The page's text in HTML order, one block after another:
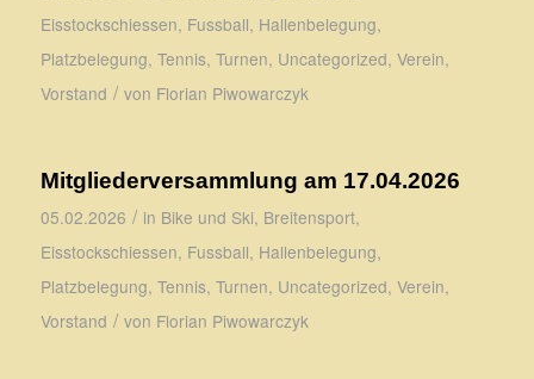
Eisstockschiessen, Fussball, Hallenbelegung,
Platzbelegung, Tennis, Turnen, Uncategorized, Verein,
Vorstand / von Florian Piwowarczyk
Mitgliederversammlung am 17.04.2026
05.02.2026 / in Bike und Ski, Breitensport,
Eisstockschiessen, Fussball, Hallenbelegung,
Platzbelegung, Tennis, Turnen, Uncategorized, Verein,
Vorstand / von Florian Piwowarczyk